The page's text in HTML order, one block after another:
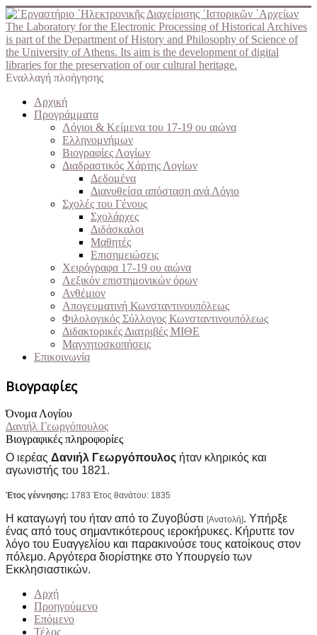
The Laboratory for the Electronic Processing of Historical Archives
is part of the Department of History and Philosophy of Science of
the University of Athens. Its aim is the development of digital
libraries for the preservation of our cultural heritage.
Εναλλαγή πλοήγησης
Αρχική
Προγράμματα
Λόγιοι & Κείμενα του 17-19 ου αιώνα
Ελληνομνήμων
Βιογραφίες Λογίων
Διαδραστικός Χάρτης Λογίων
Δεδομένα
Διανυθείσα απόσταση ανά Λόγιο
Σχολές του Γένους
Σχολάρχες
Διδάσκαλοι
Μαθητές
Επισημειώσεις
Χειρόγραφα 17-19 ου αιώνα
Λεξικόν επιστημονικών όρων
Ανθέμιον
Απογευματινή Κωνσταντινουπόλεως
Φιλολογικός Σύλλογος Κωνσταντινουπόλεως
Διδακτορικές Διατριβές ΜΙΘΕ
Μαγνητοσκοπήσεις
Επικοινωνία
Βιογραφίες
Όνομα Λογίου
Δανιήλ Γεωργόπουλος
Βιογραφικές πληροφορίες
Ο ιερέας Δανιήλ Γεωργόπουλος ήταν κληρικός και
αγωνιστής του 1821.
Έτος γέννησης: 1783 Έτος θανάτου: 1835
Η καταγωγή του ήταν από το Ζυγοβύστι [Ανατολή]. Υπήρξε
ένας από τους σημαντικότερους ιεροκήρυκες. Κήρυττε τον
λόγο του Ευαγγελίου και παρακινούσε τους κατοίκους στον
πόλεμο. Αργότερα διορίστηκε στο Υπουργείο των
Εκκλησιαστικών.
Αρχή
Προηγούμενο
Επόμενο
Τέλος